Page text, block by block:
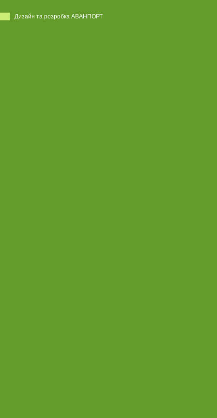
Дизайн та розробка АВАНПОРТ